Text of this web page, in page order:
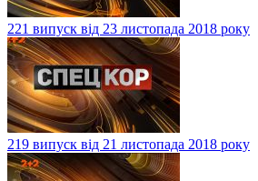
221 випуск від 23 листопада 2018 року
219 випуск від 21 листопада 2018 року